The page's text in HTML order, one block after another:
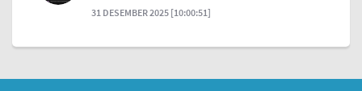
31 DESEMBER 2025 [10:00:51]